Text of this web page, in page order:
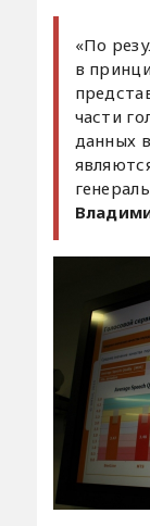
«По
в
части
данных